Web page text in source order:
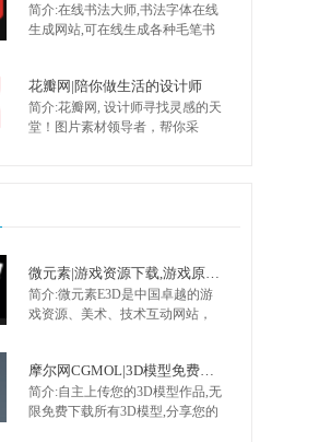
品设计、平面设计等，该网站成
立于2011年，想要寻找更多的灵
简介:在线书法大师,书法字体在线
生成网站,可在线生成各种毛笔书
辑。可选书法字体有行书书法
体、草书体、楷体、隶书、篆书
等；可以设置书法字体大小、字
花瓣网|陪你做生活的设计师
简介:花瓣网, 设计师寻找灵感的天
堂！图片素材领导者，帮你采
微元素|游戏资源下载,游戏原画,手机游戏资源,游戏开发资源 - Element3ds.com!
简介:微元素E3D是中国卓越的游
戏资源、美术、技术互动网站，
插画，Unity技术,UI，特效，动画
等 大量不断更新的优质资源，是
游戏开发者CG爱好者首选。
摩尔网CGMOL|3D模型免费共享,出售交易平台,设计师互动平台,分享改变未来
简介:自主上传您的3D模型作品,无
限免费下载所有3D模型,分享您的